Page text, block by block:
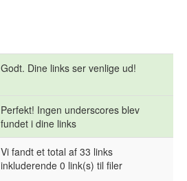
Godt. Dine links ser venlige ud!
Perfekt! Ingen underscores blev
fundet i dine links
Vi fandt et total af 33 links
inkluderende 0 link(s) til filer